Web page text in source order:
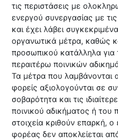
τις περιστάσεις με
ενεργού συνεργασίας με
και έχει λάβει
οργανωτικά μέτρα, καθώς
προσωπικού κατάλληλα
περαιτέρω ποινικών
Τα μέτρα που λαμβάνονται
φορείς αξιολογούνται σε
σοβαρότητα και τις
ποινικού αδικήματος ή
στοιχεία κριθούν επαρκή,
φορέας δεν αποκλείεται